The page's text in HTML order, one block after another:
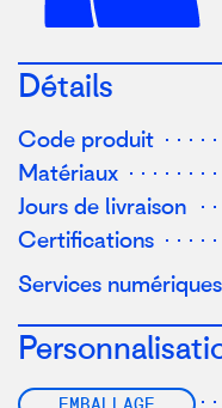
Détails
Code produit
Matériaux
Jours de livraison
Certifications
Services numériques
EMBALLAGE